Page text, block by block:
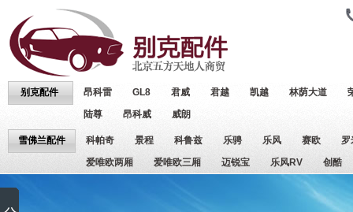
别克配件 昂科雷 GL8 君威 君越 凯越 林荫大道
陆尊
昂科威 威朗
雪佛兰配件 科帕奇 景程 科鲁兹 乐骋 乐风 赛欧
爱唯欧两厢
爱唯欧三厢 迈锐宝 乐风RV 创酷